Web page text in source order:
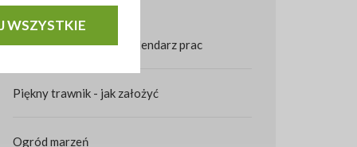
Pielęgnacja ogrodu - kalendarz prac
Piękny trawnik - jak założyć
Ogród marzeń
WSZYSTKIE